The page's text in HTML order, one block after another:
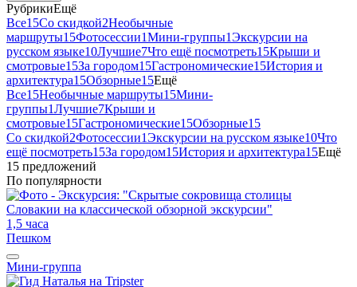
РубрикиЕщё
Все15Со скидкой2Необычные
маршруты15Фотосессии1Мини-группы1Экскурсии на
русском языке10Лучшие7Что ещё посмотреть15Крыши и
смотровые15За городом15Гастрономические15История и
архитектура15Обзорные15Ещё
Все15Необычные маршруты15Мини-
группы1Лучшие7Крыши и
смотровые15Гастрономические15Обзорные15
Со скидкой2Фотосессии1Экскурсии на русском языке10Что
ещё посмотреть15За городом15История и архитектура15Ещё
15 предложений
По популярности
1,5 часа
Пешком
Мини-группа